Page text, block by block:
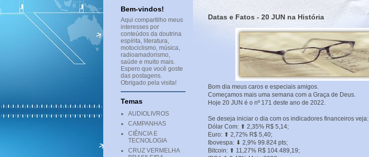
Datas e Fatos - 20 JUN na História
Bom dia meus caros e especiais amigos.
Começamos mais uma semana com a Graça de Deus.
Hoje 20 JUN é o nº 171 deste ano de 2022.
Se deseja iniciar o dia com os indicadores financeiros veja:
Dólar Com: ⬆ 2,35% R$ 5,14;
Euro: ⬆ 2,72% R$ 5,40;
Ibovespa: ⬇ 2,9% 99.824 pts;
Bitcoin: ⬆ 11,27% R$ 104.489,19;
Bem-vindos!
Aqui compartilho meus
interesses por
conteúdos da doutrina
espírita, literatura,
motociclismo, música,
radioamadorismo,
saúde e muito mais.
Espero que você goste
das postagens.
Obrigado pela visita!
Temas
AUDIOLIVROS
CAMPANHAS
CIÊNCIA E
TECNOLOGIA
CRUZ VERMELHA